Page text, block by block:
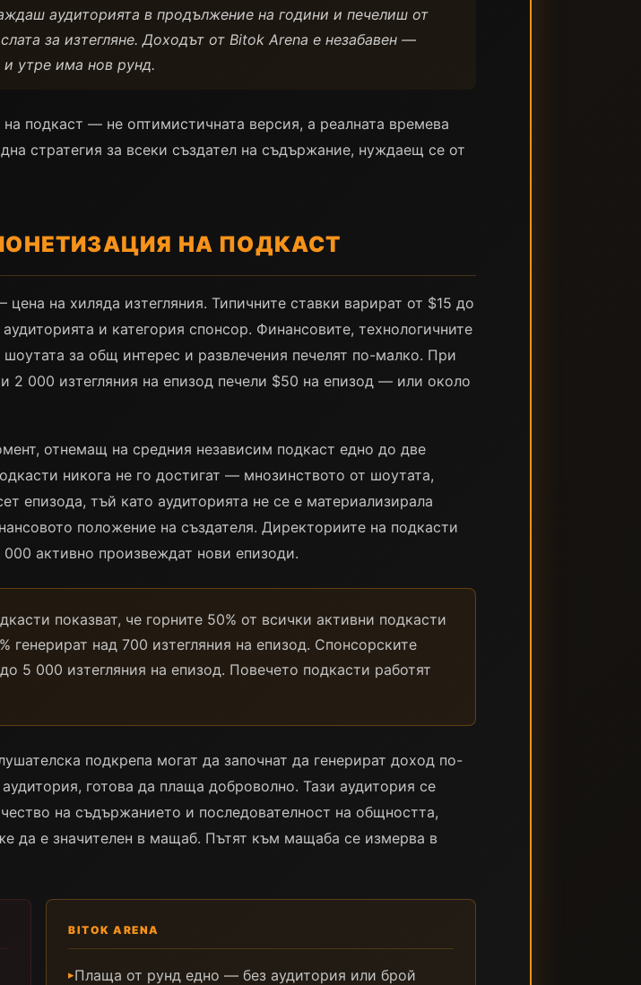
аудиторията в продължение на години и печелиш от
за изтегляне. Доходът от Bitok Arena е незабавен —
и утре има нов рунд.
подкаст — не оптимистичната версия, а реалната времева
стратегия за всеки създател на съдържание, нуждаещ се от
НА ПОДКАСТ
на хиляда изтегляния. Типичните ставки варират от $15 до
и категория спонсор. Финансовите, технологичните
за общ интерес и развлечения печелят по-малко. При
2 000 изтегляния на епизод печели $50 на епизод — или около
отнемащ на средния независим подкаст едно до две
никога не го достигат — мнозинството от шоутата,
епизода, тъй като аудиторията не се е материализирала
положение на създателя. Директориите на подкасти
активно произвеждат нови епизоди.
показват, че горните 50% от всички активни подкасти
генерират над 700 изтегляния на епизод. Спонсорските
5 000 изтегляния на епизод. Повечето подкасти работят
подкрепа могат да започнат да генерират доход по-
готова да плаща доброволно. Тази аудитория се
на съдържанието и последователност на общността,
да е значителен в мащаб. Пътят към мащаба се измерва в
BITOK ARENA
▸Плаща от рунд едно — без аудитория или брой